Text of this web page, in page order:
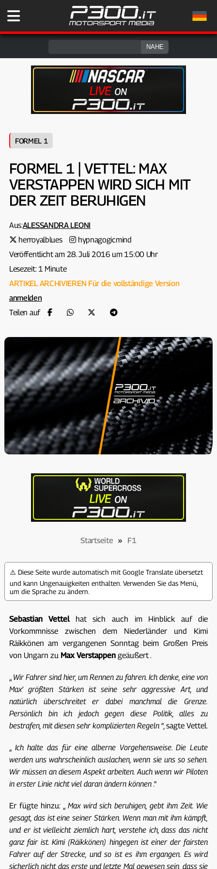
FORMEL 1
FORMEL 1 | VETTEL: MAX
VERSTAPPEN WIRD SICH MIT
DER ZEIT BERUHIGEN
Aus:ALESSANDRA LEONI
herroyalblues
hypnagogicmind
Veröffentlicht am 28. Juli 2016 um 15:00 Uhr
Lesezeit: 1 Minute
ARTIKEL ARCHIVIEREN Für die vollständige Version
anmelden
Teilen auf
Startseite » F1
⚠️ Diese Seite wurde automatisch mit Google Translate übersetzt
und kann Ungenauigkeiten enthalten. Verwenden Sie das Menü,
um die Sprache zu ändern.
Sebastian Vettelhat sich auch im Hinblick auf die
Vorkommnisse zwischen dem Niederländer und Kimi
Räikkönen am vergangenen Sonntag beim Großen Preis
von Ungarn zu Max Verstappengeäußert .
„ Wir Fahrer sind hier, um Rennen zu fahren. Ich denke, eine von
Max’ größten Stärken ist seine sehr aggressive Art, und
natürlich überschreitet er dabei manchmal die Grenze.
Persönlich bin ich jedoch gegen diese Politik, alles zu
bestrafen, mit diesen sehr komplizierten Regeln“, sagte Vettel.
„ Ich halte das für eine alberne Vorgehensweise. Die Leute
werden uns wahrscheinlich auslachen, wenn sie uns so sehen.
Wir müssen an diesem Aspekt arbeiten. Auch wenn wir Piloten
in erster Linie nicht viel daran ändern können.“
Er fügte hinzu: „ Max wird sich beruhigen, gebt ihm Zeit. Wie
gesagt, das ist eine seiner Stärken. Wenn man mit ihm kämpft,
und er ist vielleicht ziemlich hart, verstehe ich, dass das nicht
ganz fair ist. Kimi (Räikkönen) hingegen ist einer der fairsten
Fahrer auf der Strecke, und so ist es ihm ergangen. Es wird
sicherlich nicht das erste und letzte Mal gewesen sein, dass sie